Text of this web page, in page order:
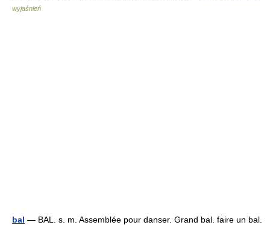
wyjaśnień
bal — BAL. s. m. Assemblée pour danser. Grand bal. faire un bal.